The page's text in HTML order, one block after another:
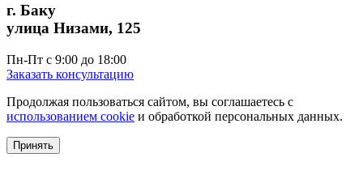
г. Баку
улица Низами, 125
Пн-Пт с 9:00 до 18:00
Заказать консультацию
Продолжая пользоваться сайтом, вы соглашаетесь с
использованием cookie и обработкой персональных данных.
Принять